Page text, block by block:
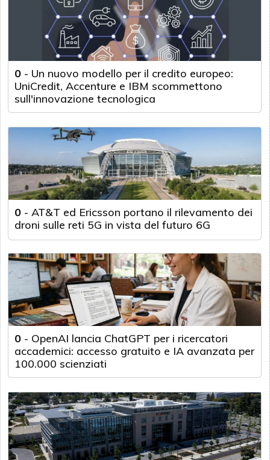
0 - Un nuovo modello per il credito europeo:
UniCredit, Accenture e IBM scommettono
sull'innovazione tecnologica
0 - AT&T ed Ericsson portano il rilevamento dei
droni sulle reti 5G in vista del futuro 6G
0 - OpenAI lancia ChatGPT per i ricercatori
accademici: accesso gratuito e IA avanzata per
100.000 scienziati